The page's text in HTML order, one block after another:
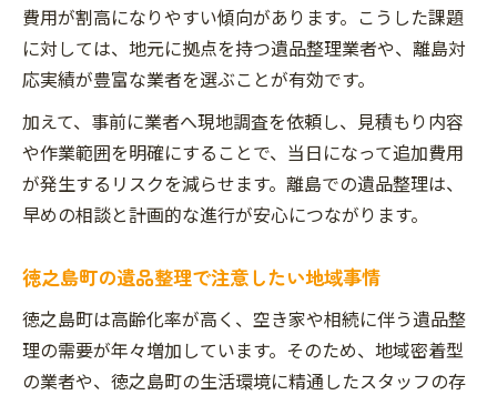
費用が割高になりやすい傾向があります。こうした課題
に対しては、地元に拠点を持つ遺品整理業者や、離島対
応実績が豊富な業者を選ぶことが有効です。
加えて、事前に業者へ現地調査を依頼し、見積もり内容
や作業範囲を明確にすることで、当日になって追加費用
が発生するリスクを減らせます。離島での遺品整理は、
早めの相談と計画的な進行が安心につながります。
徳之島町の遺品整理で注意したい地域事情
徳之島町は高齢化率が高く、空き家や相続に伴う遺品整
理の需要が年々増加しています。そのため、地域密着型
の業者や、徳之島町の生活環境に精通したスタッフの存